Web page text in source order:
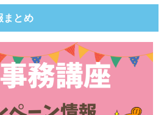
まとめ